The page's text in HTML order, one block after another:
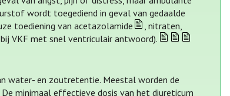
wordt toegediend in geval van gedaalde
toediening van acetazolamide
, nitraten,
VKF met snel ventriculair antwoord).
water- en zoutretentie. Meestal worden de
minimaal effectieve dosis van het diureticum